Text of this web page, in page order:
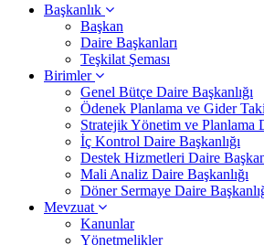
Başkanlık
Başkan
Daire Başkanları
Teşkilat Şeması
Birimler
Genel Bütçe Daire Başkanlığı
Ödenek Planlama ve Gider
Stratejik Yönetim ve Planlama
İç Kontrol Daire Başkanlığı
Destek Hizmetleri Daire
Mali Analiz Daire Başkanlığı
Döner Sermaye Daire
Mevzuat
Kanunlar
Yönetmelikler